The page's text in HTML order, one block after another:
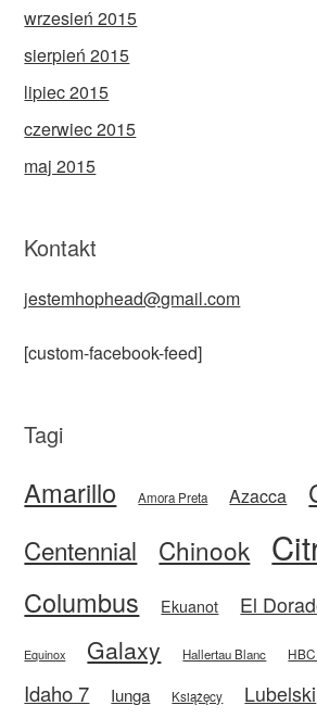
wrzesień 2015
sierpień 2015
lipiec 2015
czerwiec 2015
maj 2015
Kontakt
jestemhophead@gmail.com
[custom-facebook-feed]
Tagi
Amarillo Amora Preta Azacca
Centennial Chinook
Columbus Ekuanot El
Equinox Galaxy Hallertau Blanc
Idaho 7 Iunga Książęcy Lubelski